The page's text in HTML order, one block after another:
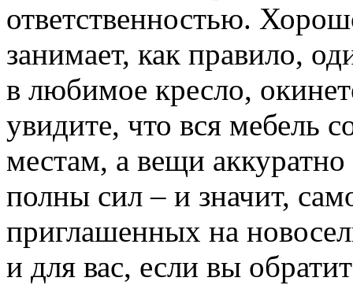
ответственностью.
занимает, как правило,
в любимое кресло,
увидите, что вся мебель
местам, а вещи
полны сил – и значит,
приглашенных на
и для вас, если вы